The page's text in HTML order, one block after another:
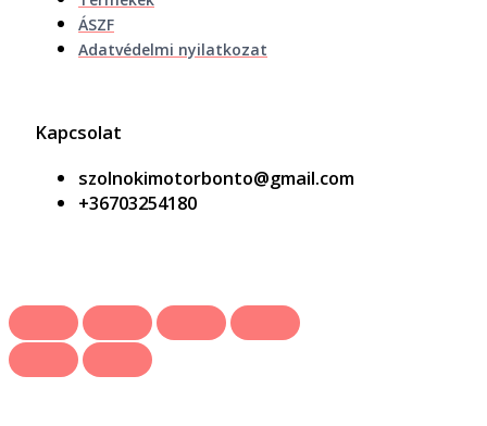
ÁSZF
Adatvédelmi nyilatkozat
Kapcsolat
szolnokimotorbonto@gmail.com
+36703254180